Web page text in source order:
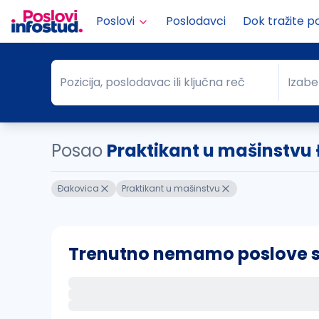
Poslovi Poslodavci Dok tražite
Pozicija, poslodavac ili ključna reč
Pozicija, poslodavac ili ključna reč Grad
Posao Praktikant u
Ðakovica Praktikant u mašinstvu
Trenutno nemamo poslove